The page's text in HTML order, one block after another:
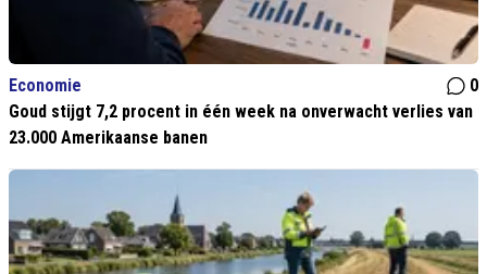
Economie
0
Goud stijgt 7,2 procent in één week na onverwacht verlies van
23.000 Amerikaanse banen